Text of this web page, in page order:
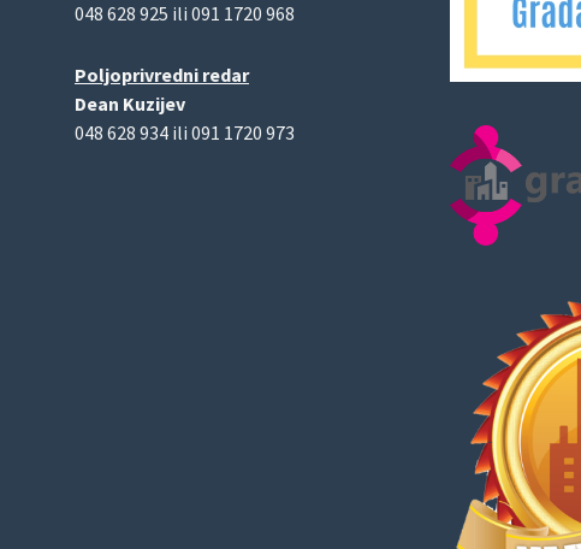
048 628 925 ili 091 1720 968
Poljoprivredni redar
Dean Kuzijev
048 628 934 ili 091 1720 973